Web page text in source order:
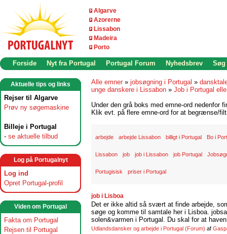
Algarve
Azorerne
Lissabon
Madeira
Porto
Forside Nyt fra Portugal Portugal Forum Nyhedsbrev Søg
Aktuelle tips og links
Rejser til Algarve
Prøv ny søgemaskine
Billeje i Portugal
- se aktuelle tilbud
Log på Portugalnyt
Log ind
Opret Portugal-profil
Viden om Portugal
Fakta om Portugal
Rejsen til Portugal
Alle emner » jobsøgning i Portugal »
unge danskere i Lissabon » Job i Portugal
Under den grå boks med emne-ord nedenfor
Klik evt. på flere emne-ord for at begrænse/
arbejde arbejde Lissabon billigt i Portugal Bo i
Lissabon job job i Lissabon job Portugal
Portugisisk priser i Portugal
job i Lisboa
Det er ikke altid så svært at finde arbejde,
søge og komme til samtale her i Lisboa.
solen&varmen i Portugal. Du skal for at
Udlandsdansker og arbejde i Portugal (Forum) af